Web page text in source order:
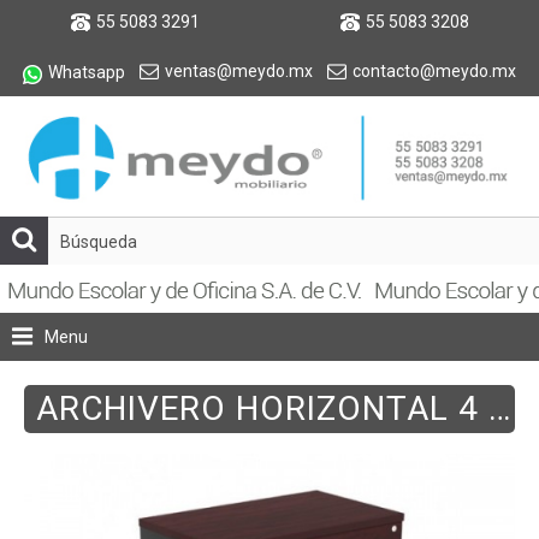
55 5083 3291 55 5083 3208
Whatsapp ventas@meydo.mx contacto@meydo.mx
Menu
ARCHIVERO HORIZONTAL 4 GAVETAS